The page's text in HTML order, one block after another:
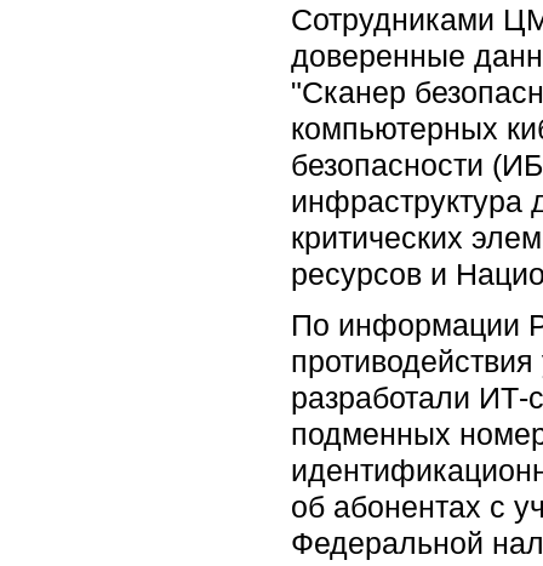
Сотрудниками
доверенные
"Сканер
компьютерных
безопасности
инфраструктура
критических
ресурсов и
По информации
разработали ИТ-
подменных
об абонентах с
Федеральной